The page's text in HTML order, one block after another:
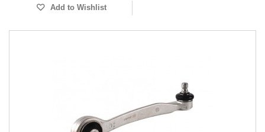
Add to Wishlist